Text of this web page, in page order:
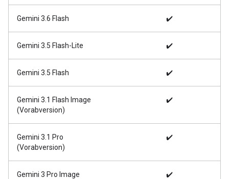
Gemini 3.6 Flash ✔️
Gemini 3.5 Flash-Lite ✔️
Gemini 3.5 Flash ✔️
Gemini 3.1 Flash Image
(Vorabversion)
✔️
Gemini 3.1 Pro
(Vorabversion)
✔️
Gemini 3 Pro Image
✔️